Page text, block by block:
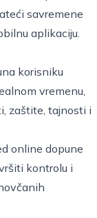
savremene
aplikaciju.
korisniku
vremenu,
zaštite, tajnosti i
online dopune
kontrolu i